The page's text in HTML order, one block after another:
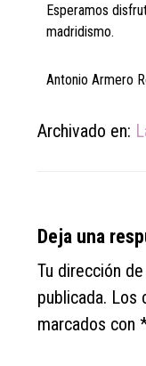
Esperamos
madridismo.
Antonio Armero
Archivado en:
Reader
Interactions
Deja una
Tu dirección
publicada. Los
marcados con